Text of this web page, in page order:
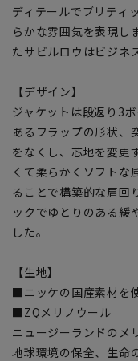
ディテールでブリティ
らかな雰囲気を表現し
たサビルロウはビジネ
【デザイン】
ジャケットは段返り3
あるフラップの形状、
をなくし、芯地を変更
くて柔らかくソフトな
ることで構築的な肩回
ックでゆとりのある緩
した。
【生地】
■ニッケの国産素材を
■ZQメリノウール
ニュージーランドのメ
地球環境の保全、生命